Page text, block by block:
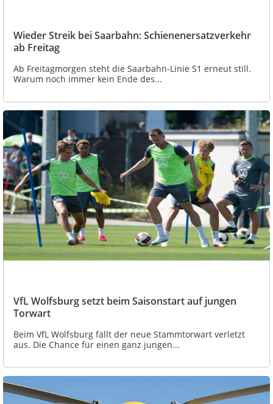
Wieder Streik bei Saarbahn: Schienenersatzverkehr
ab Freitag
Ab Freitagmorgen steht die Saarbahn-Linie S1 erneut still.
Warum noch immer kein Ende des...
VfL Wolfsburg setzt beim Saisonstart auf jungen
Torwart
Beim VfL Wolfsburg fällt der neue Stammtorwart verletzt
aus. Die Chance für einen ganz jungen...